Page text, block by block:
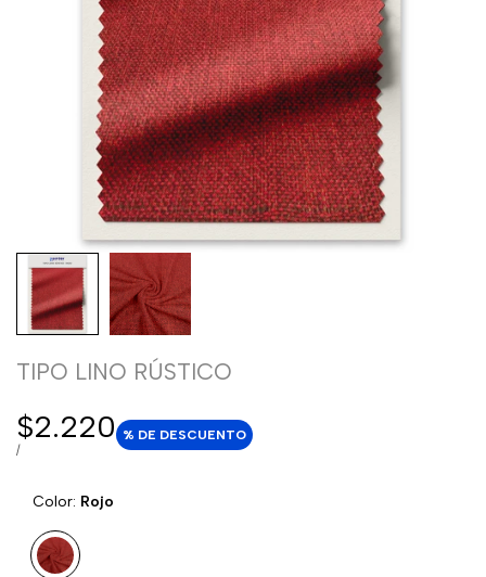
TIPO LINO RÚSTICO
Precio
de
venta
$2.220
PRECIO
/POR
% DE DESCUENTO
Color: Rojo